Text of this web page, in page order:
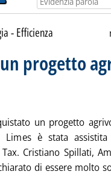
- Efficienza
progetto
un progetto
è stata
Cristiano Spillati,
di essere molto